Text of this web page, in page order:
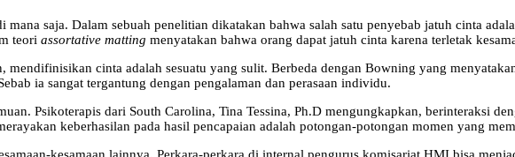
saja. Dalam sebuah penelitian dikatakan bahwa salah satu penyebab jatuh cinta
teori assortative matting menyatakan bahwa orang dapat jatuh cinta karena terletak
cinta adalah sesuatu yang sulit. Berbeda dengan Bowning yang
ia sangat tergantung dengan pengalaman dan perasaan individu.
Psikoterapis dari South Carolina, Tina Tessina, Ph.D mengungkapkan, berinteraksi
keberhasilan pada hasil pencapaian adalah potongan-potongan momen yang